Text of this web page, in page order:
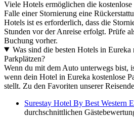
Viele Hotels ermöglichen die
Falle einer Stornierung eine
Hotels ist es erforderlich, dass die
Stunden vor der Anreise erfolgt. Prüfe
Buchung vorher.
Was sind die besten Hotels in Eureka
Parkplätzen?
Wenn du mit dem Auto unterwegs bist,
wenn dein Hotel in Eureka kostenlose
stellt. Zu den Favoriten unserer
Surestay Hotel By Best Western
durchschnittlichen